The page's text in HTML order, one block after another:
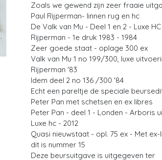
Zoals we gewend zijn zeer fraaie
Paul Rijperman- linnen rug en hc
De Valk van Mu - Deel 1 en 2 - Luxe
Rijperman - 1e druk 1983 - 1984
Zeer goede staat - oplage 300 ex
Valk van Mu 1 no 199/300, luxe
Rijperman '83
Idem deel 2 no 136 /300 '84
Echt een pareltje de speciale
Peter Pan met schetsen en ex libres
Peter Pan - deel 1 - Londen - Arboris
Luxe hc - 2012
Quasi nieuwstaat - opl. 75 ex - Met ex-
dit is nummer 15
Deze beursuitgave is uitgegeven ter